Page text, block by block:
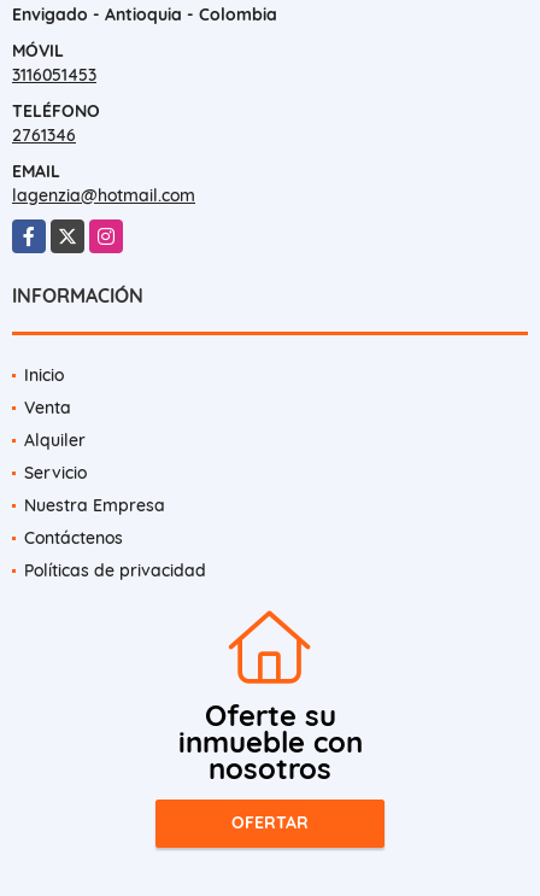
Envigado - Antioquia - Colombia
MÓVIL
3116051453
TELÉFONO
2761346
EMAIL
lagenzia@hotmail.com
Facebook
X Instagram
INFORMACIÓN
Inicio
Venta
Alquiler
Servicio
Nuestra Empresa
Contáctenos
Políticas de privacidad
Oferte su
inmueble con
nosotros
OFERTAR